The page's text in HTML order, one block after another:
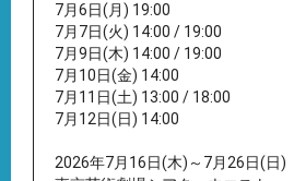
7月6日(月) 19:00
7月7日(火) 14:00 / 19:00
7月9日(木) 14:00 / 19:00
7月10日(金) 14:00
7月11日(土) 13:00 / 18:00
7月12日(日) 14:00
2026年7月16日(木)～7月26日(日)